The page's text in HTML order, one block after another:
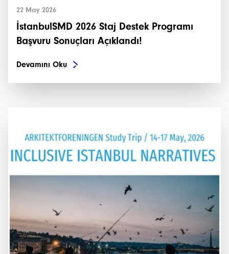
Etkinlikler
22 May 2026
İstanbulSMD 2026 Staj Destek Programı
Başvuru Sonuçları Açıklandı!
Devamını Oku